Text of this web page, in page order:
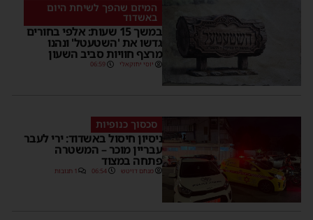
המיזם שהפך לשיחת היום
באשדוד
במשך 15 שעות: אלפי בחורים
גדשו את 'השטעטל' ונהנו
מרצף חוויות סביב השעון
יוסי יחזקאלי 06:59
סכסוך כנופיות
ניסיון חיסול באשדוד: ירי לעבר
עבריין מוכר – המשטרה
פתחה במצוד
מנחם דויטש 06:54 1 תגובות